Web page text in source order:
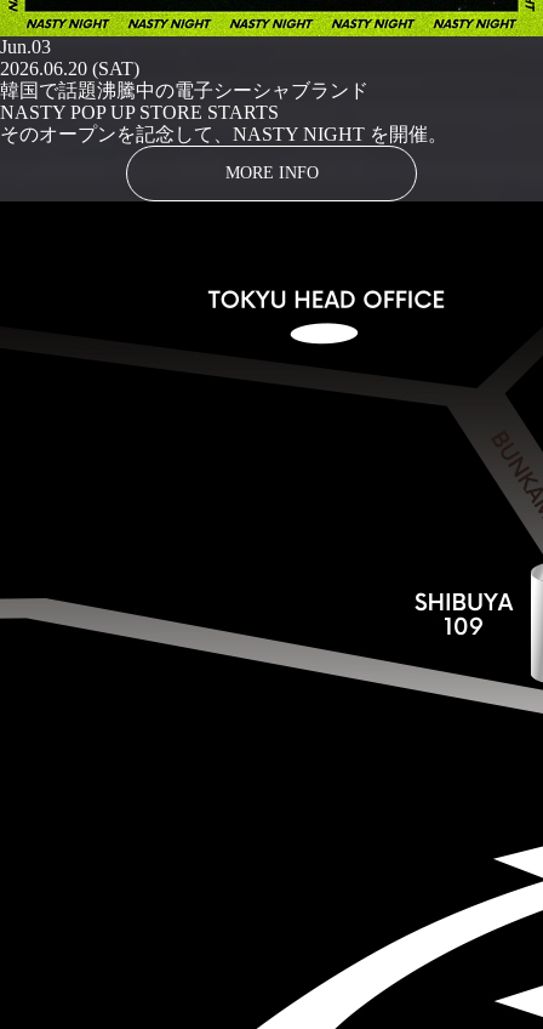
Jun.03
2026.06.20 (SAT)
韓国で話題沸騰中の電子シーシャブランド
NASTY POP UP STORE STARTS
そのオープンを記念して、NASTY NIGHT を開催。
MORE INFO